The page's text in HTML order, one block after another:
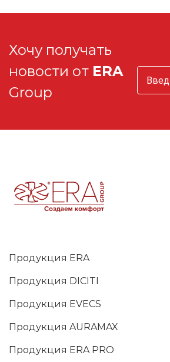
Хочу получать
новости от ERA
Group
Продукция ERA
Продукция DICITI
Продукция EVECS
Продукция AURAMAX
Продукция ERA PRO